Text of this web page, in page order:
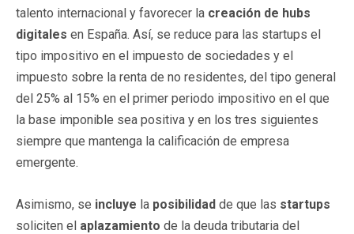
talento internacional y favorecer la creación de hubs
digitales en España. Así, se reduce para las startups el
tipo impositivo en el impuesto de sociedades y el
impuesto sobre la renta de no residentes, del tipo general
del 25% al 15% en el primer periodo impositivo en el que
la base imponible sea positiva y en los tres siguientes
siempre que mantenga la calificación de empresa
emergente.
Asimismo, se incluye la posibilidad de que las startups
soliciten el aplazamiento de la deuda tributaria del